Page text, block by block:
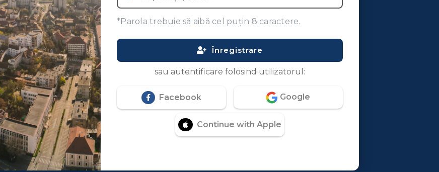
*Parola trebuie să aibă cel puțin 8 caractere.
Înregistrare
sau autentificare folosind utilizatorul:
Facebook Google
Continue with Apple